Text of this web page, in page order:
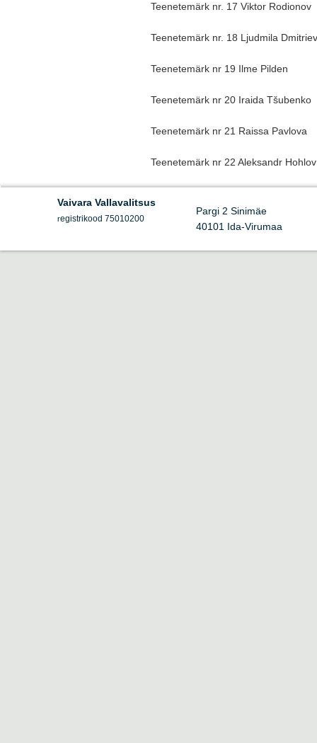
Teenetemärk nr. 17 Viktor Rodionov
Teenetemärk nr. 18 Ljudmila
Teenetemärk nr 19 Ilme Pilden
Teenetemärk nr 20 Iraida Tšubenko
Teenetemärk nr 21 Raissa Pavlova
Teenetemärk nr 22 Aleksandr Hohlov
Vaivara Vallavalitsus
registrikood 75010200
Pargi 2 Sinimäe
40101 Ida-Virumaa